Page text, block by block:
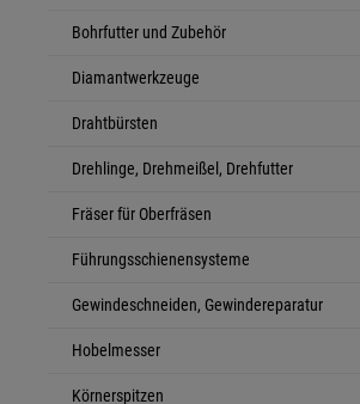
Bohrfutter und Zubehör
Diamantwerkzeuge
Drahtbürsten
Drehlinge, Drehmeißel, Drehfutter
Fräser für Oberfräsen
Führungsschienensysteme
Gewindeschneiden, Gewindereparatur
Hobelmesser
Körnerspitzen